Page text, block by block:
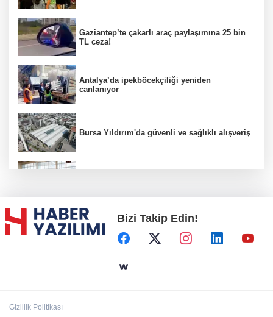
Gaziantep’te çakarlı araç paylaşımına 25 bin
TL ceza!
Antalya’da ipekböcekçiliği yeniden
canlanıyor
Bursa Yıldırım'da güvenli ve sağlıklı alışveriş
Başkent'in göletlerinde temizlik ve bakım
sürüyor
Bizi Takip Edin!
Gizlilik Politikası